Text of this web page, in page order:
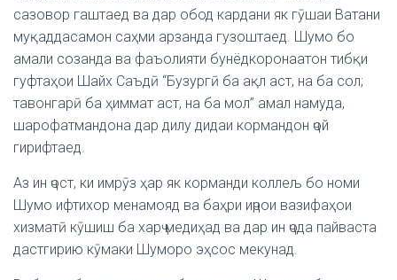
сазовор гаштаед ва дар обод кардани як гӯшаи Ватани
муқаддасамон саҳми арзанда гузоштаед. Шумо бо
амали созанда ва фаъолияти бунёдкоронаатон тибқи
гуфтаҳои Шайх Саъдӣ “Бузургӣ ба ақл аст, на ба сол;
тавонгарӣ ба ҳиммат аст, на ба мол” амал намуда,
шарофатмандона дар дилу дидаи кормандон ҷой
гирифтаед.
Аз ин ҷост, ки имрӯз ҳар як корманди коллељ бо номи
Шумо ифтихор менамояд ва баҳри иҷрои вазифаҳои
хизматӣ кӯшиш ба харҷ медиҳад ва дар ин ҷода пайваста
дастгирию кӯмаки Шуморо эҳсос мекунад.